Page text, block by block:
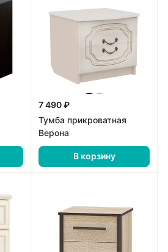
7 490 ₽
Тумба прикроватная
Верона
В корзину